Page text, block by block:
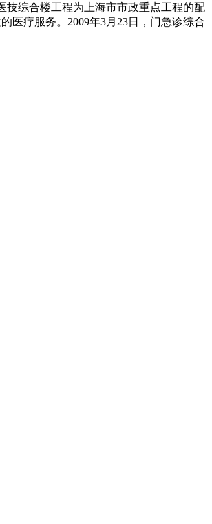
技综合楼工程为上海市市政重点工程的配
医疗服务。2009年3月23日，门急诊综合